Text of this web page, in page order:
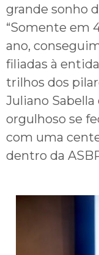
grande sonho
“Somente em
ano,
filiadas à
trilhos dos
Juliano
orgulhoso se
com uma
dentro da